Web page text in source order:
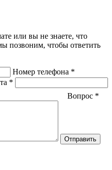
или вы не знаете, что
позвоним, чтобы ответить
Номер телефона *
*
Вопрос *